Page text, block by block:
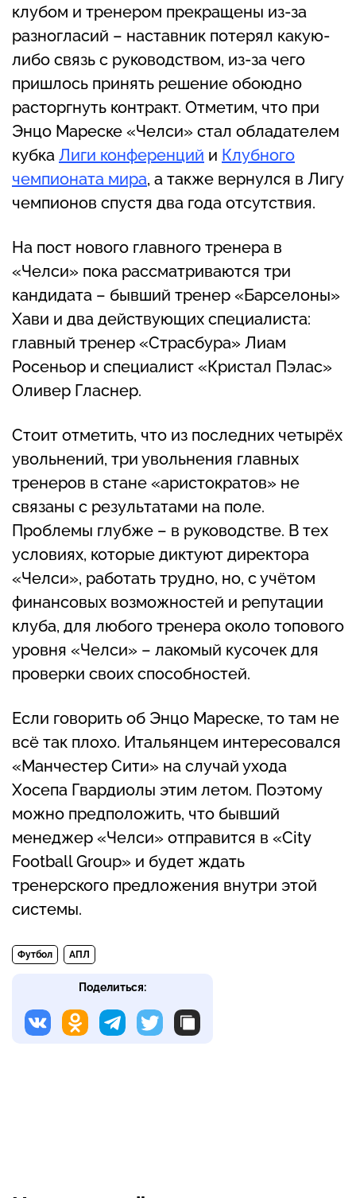
клубом и тренером прекращены из-за
разногласий – наставник потерял какую-
либо связь с руководством, из-за чего
пришлось принять решение обоюдно
расторгнуть контракт. Отметим, что при
Энцо Мареске «Челси» стал обладателем
кубка Лиги конференций и Клубного
чемпионата мира, а также вернулся в Лигу
чемпионов спустя два года отсутствия.
На пост нового главного тренера в
«Челси» пока рассматриваются три
кандидата – бывший тренер «Барселоны»
Хави и два действующих специалиста:
главный тренер «Страсбура» Лиам
Росеньор и специалист «Кристал Пэлас»
Оливер Гласнер.
Стоит отметить, что из последних четырёх
увольнений, три увольнения главных
тренеров в стане «аристократов» не
связаны с результатами на поле.
Проблемы глубже – в руководстве. В тех
условиях, которые диктуют директора
«Челси», работать трудно, но, с учётом
финансовых возможностей и репутации
клуба, для любого тренера около топового
уровня «Челси» – лакомый кусочек для
проверки своих способностей.
Если говорить об Энцо Мареске, то там не
всё так плохо. Итальянцем интересовался
«Манчестер Сити» на случай ухода
Хосепа Гвардиолы этим летом. Поэтому
можно предположить, что бывший
менеджер «Челси» отправится в «City
Football Group» и будет ждать
тренерского предложения внутри этой
системы.
Футбол АПЛ
Поделиться: